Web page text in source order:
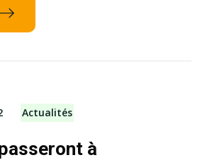
Actualités
à